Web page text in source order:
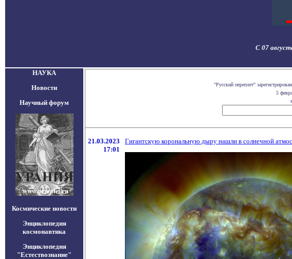
С 07
НАУКА
Новости
Научный форум
Космические новости
Энциклопедия
космонавтика
Энциклопедия
"Естествознание"
"Русский переплет"
5
21.03.2023
17:01
Гигантскую корональную дыру нашли в солнечной